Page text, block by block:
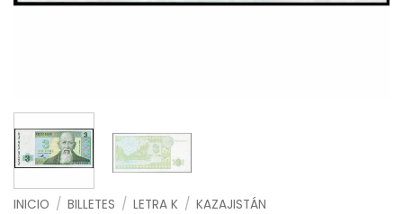
INICIO / BILLETES / LETRA K / KAZAJISTÁN